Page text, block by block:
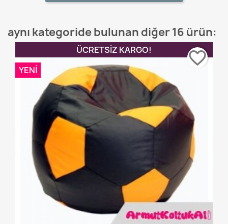
aynı kategoride bulunan diğer 16 ürün:
ÜCRETSIZ KARGO!
YENI
favorite_border